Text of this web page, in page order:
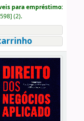
para empréstimo:
] (2).